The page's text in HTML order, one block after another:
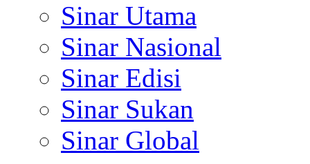
Sinar Utama
Sinar Nasional
Sinar Edisi
Sinar Sukan
Sinar Global